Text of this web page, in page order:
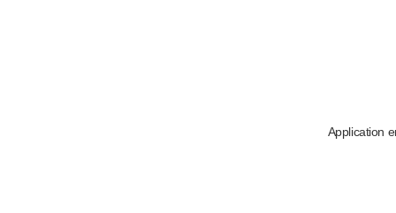
Application